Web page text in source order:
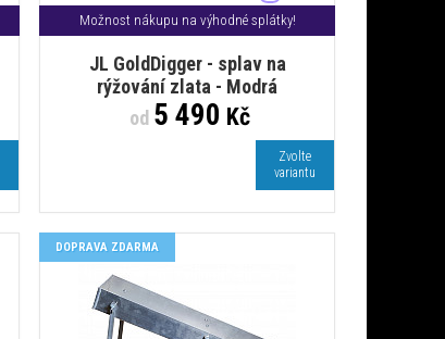
Možnost nákupu na výhodné splátky!
JL GoldDigger - splav na
rýžování zlata - Modrá
od5 490 Kč
Zvolte
variantu
DOPRAVA ZDARMA